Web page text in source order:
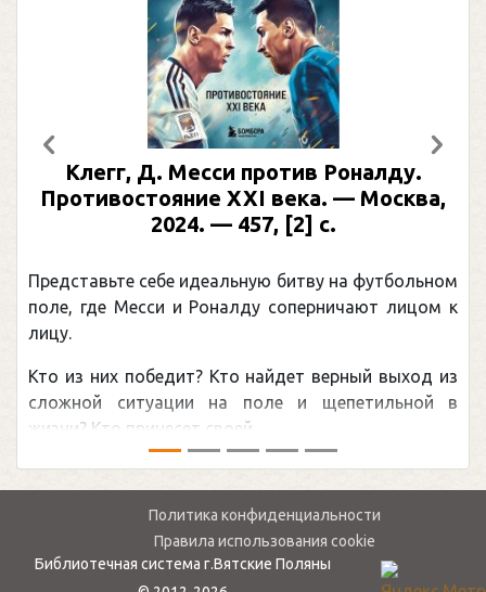
Клегг, Д. Месси против Роналду.
Противостояние XXI века. — Москва,
2024. — 457, [2] с.
Представьте себе идеальную битву на футбольном
поле, где Месси и Роналду соперничают лицом к
лицу.
Кто из них победит? Кто найдет верный выход из
сложной ситуации на поле и щепетильной в
жизни? Кто принесет своей ...
Предыдущий
Политика конфиденциальности
Правила использования cookie
Библиотечная система г.Вятские Поляны